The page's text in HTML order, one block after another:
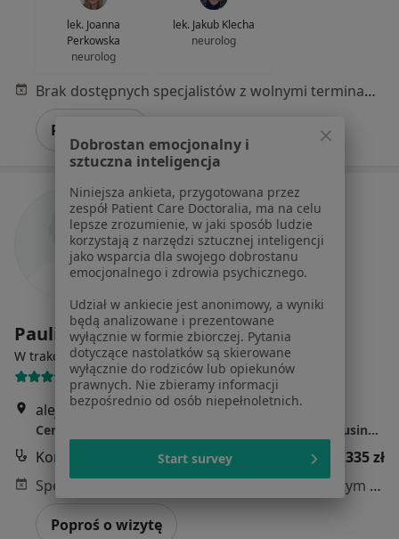
lek. Joanna
Perkowska
neurolog
lek. Jakub Klecha
neurolog
Brak dostępnych specjalistów z wolnymi terminami w tym centrum medycznym.
Pokaż profil
Paulina Palmowska
W trakcie specjalizacji (Neurolog)· Więcej
5 opinii
aleja Grunwaldzka 472A, Gdańsk• Mapa
Centrum Medicover Gdańsk Grunwaldzka Olivia Business Center
Konsultacja neurologiczna
335 zł
Specjalista nie oferuje umawiania online pod tym adresem.
Poproś o wizytę
Dobrostan emocjonalny i
sztuczna inteligencja
Niniejsza ankieta, przygotowana przez
zespół Patient Care Doctoralia, ma na celu
lepsze zrozumienie, w jaki sposób ludzie
korzystają z narzędzi sztucznej inteligencji
jako wsparcia dla swojego dobrostanu
emocjonalnego i zdrowia psychicznego.
Udział w ankiecie jest anonimowy, a wyniki
będą analizowane i prezentowane
wyłącznie w formie zbiorczej. Pytania
dotyczące nastolatków są skierowane
wyłącznie do rodziców lub opiekunów
prawnych. Nie zbieramy informacji
bezpośrednio od osób niepełnoletnich.
Start survey